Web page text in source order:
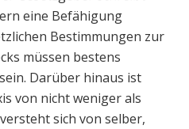
eine Befähigung
Bestimmungen zur
müssen bestens
Darüber hinaus ist
von nicht weniger als
sich von selber,